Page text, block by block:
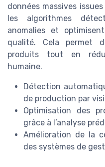
données massives
les algorithmes
anomalies et
qualité. Cela permet
produits tout en
humaine.
Détection
de production par
Optimisation des
grâce à l’analyse
Amélioration de la
des systèmes de